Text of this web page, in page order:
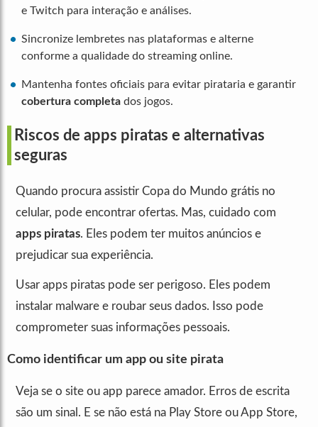
e Twitch para interação e análises.
Sincronize lembretes nas plataformas e alterne
conforme a qualidade do streaming online.
Mantenha fontes oficiais para evitar pirataria e garantir
cobertura completa dos jogos.
Riscos de apps piratas e alternativas
seguras
Quando procura assistir Copa do Mundo grátis no
celular, pode encontrar ofertas. Mas, cuidado com
apps piratas. Eles podem ter muitos anúncios e
prejudicar sua experiência.
Usar apps piratas pode ser perigoso. Eles podem
instalar malware e roubar seus dados. Isso pode
comprometer suas informações pessoais.
Como identificar um app ou site pirata
Veja se o site ou app parece amador. Erros de escrita
são um sinal. E se não está na Play Store ou App Store,